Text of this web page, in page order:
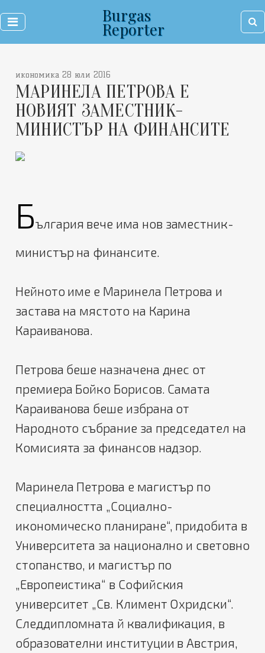
Burgas
Reporter
икономика 28 юли 2016
МАРИНЕЛА ПЕТРОВА Е
НОВИЯТ ЗАМЕСТНИК-
МИНИСТЪР НА ФИНАНСИТЕ
България вече има нов заместник-
министър на финансите.
Нейното име е Маринела Петрова и
застава на мястото на Карина
Караиванова.
Петрова беше назначена днес от
премиера Бойко Борисов. Самата
Караиванова беше избрана от
Народното събрание за председател на
Комисията за финансов надзор.
Маринела Петрова е магистър по
специалността „Социално-
икономическо планиране“, придобита в
Университета за национално и световно
стопанство, и магистър по
„Европеистика“ в Софийския
университет „Св. Климент Охридски“.
Следдипломната й квалификация, в
образователни институции в Австрия,